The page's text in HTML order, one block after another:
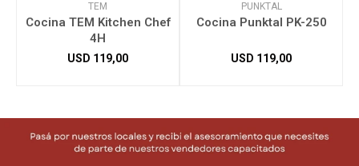
TEM
Cocina TEM Kitchen Chef
4H
USD 119,00
PUNKTAL
Cocina Punktal PK-250
USD 119,00